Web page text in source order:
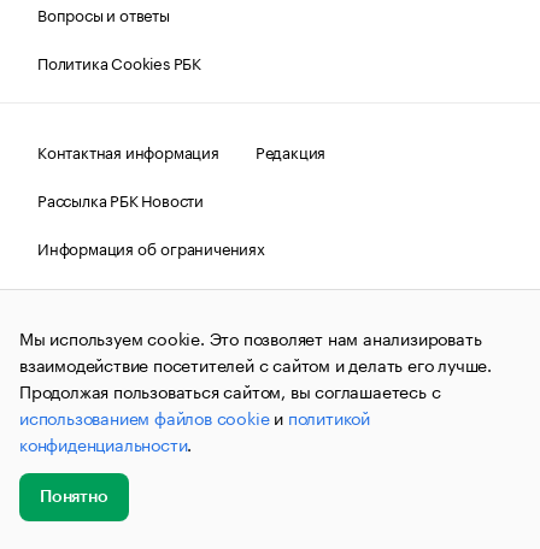
Вопросы и ответы
Политика Cookies РБК
Контактная информация
Редакция
Рассылка РБК Новости
Информация об ограничениях
Правовая информация
О соблюдении авторских прав
© АО «РОСБИЗНЕСКОНСАЛТИНГ»,1995–2026.Сообщения
и материалы информационного агентства «РБК»
(зарегистрировано Федеральной службой по надзору в сфере
связи, информационных технологий и массовых
коммуникаций (Роскомнадзор) 09.12.2015 за номером ИА
№ФС77-63848) сопровождаются пометкой «РБК». Отдельные
публикации могут содержать информацию,
не предназначенную для пользователей
до 18 лет.
Мы используем cookie. Это позволяет нам анализировать
взаимодействие посетителей с сайтом и делать его лучше.
Продолжая пользоваться сайтом, вы соглашаетесь с
использованием файлов cookieи политикой
конфиденциальности.
Понятно